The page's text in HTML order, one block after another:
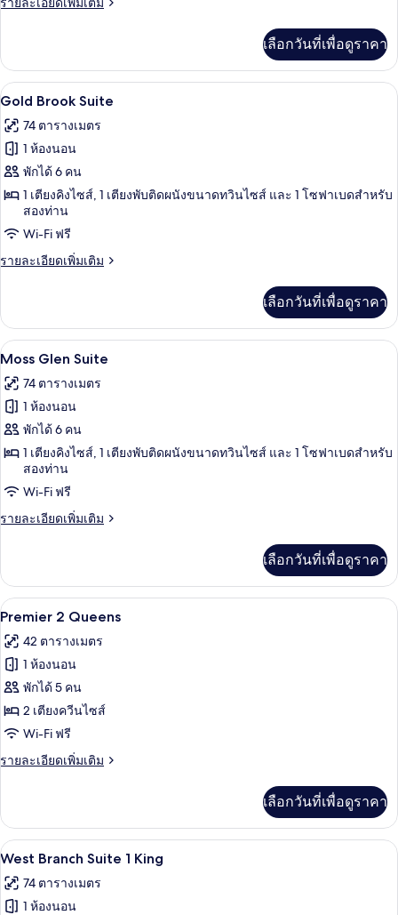
เกี่ยว
กับ
Cotton
Suite
เลือกวันที่เพื่อดูราคา
เปิด
ภาพถ่าย
ทั้งหมด
ของ
Gold
Brook
Suite
เครื่องนอนป้องกันสารก่อภูมิแพ้, เตียง
4
Gold Brook Suite
74 ตารางเมตร
1 ห้องนอน
พักได้ 6 คน
1 เตียงคิงไซส์, 1 เตียงพับติดผนังขนาดทวินไซส์ และ 1 โซฟาเบดสำหรับ
สองท่าน
Wi-Fi ฟรี
รายละเอียดเพิ่มเติม
ราย
เกี่ยว
กับ
Gold
Suite
เลือกวันที่เพื่อดูราคา
เปิด
ภาพถ่าย
ทั้งหมด
ของ
Moss
Glen
Suite
Moss Glen Suite | บริเวณนั่งเล่น | ทีวี
5
Moss Glen Suite
74 ตารางเมตร
1 ห้องนอน
พักได้ 6 คน
1 เตียงคิงไซส์, 1 เตียงพับติดผนังขนาดทวินไซส์ และ 1 โซฟาเบดสำหรับ
สองท่าน
Wi-Fi ฟรี
รายละเอียดเพิ่มเติม
ราย
เกี่ยว
กับ
Moss
Suite
เลือกวันที่เพื่อดูราคา
เปิด
ภาพถ่าย
ทั้งหมด
ของ
Premier
2
Queens
Premier 2 Queens | เครื่องนอนป้อง
4
Premier 2 Queens
42 ตารางเมตร
1 ห้องนอน
พักได้ 5 คน
2 เตียงควีนไซส์
Wi-Fi ฟรี
รายละเอียดเพิ่มเติม
ราย
เกี่ยว
กับ
Premier
Queens
เลือกวันที่เพื่อดูราคา
เปิด
ภาพถ่าย
ทั้งหมด
West Branch
3
West Branch Suite 1 King
74 ตารางเมตร
1 ห้องนอน